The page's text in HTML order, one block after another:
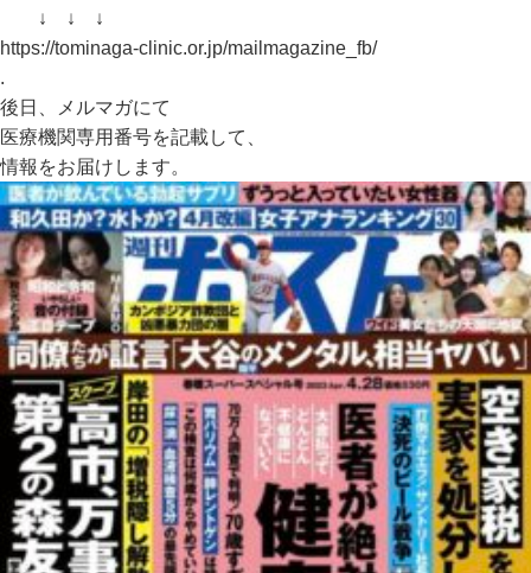
↓ ↓ ↓
https://tominaga-clinic.or.jp/mailmagazine_fb/
.
後日、メルマガにて
医療機関専用番号を記載して、
情報をお届けします。